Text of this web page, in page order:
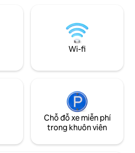
hảo cho một
hoặc một kỳ nghỉ
quên thưởng
ngon nhất
đốt đảm bảo luôn
gian này nhằm
gợi lên cảm giác
trung vào những
Wi-fi
Chỗ đỗ xe miễn phí
trong khuôn viên